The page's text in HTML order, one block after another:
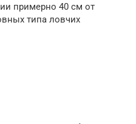
примерно 40 см от
типа ловчих